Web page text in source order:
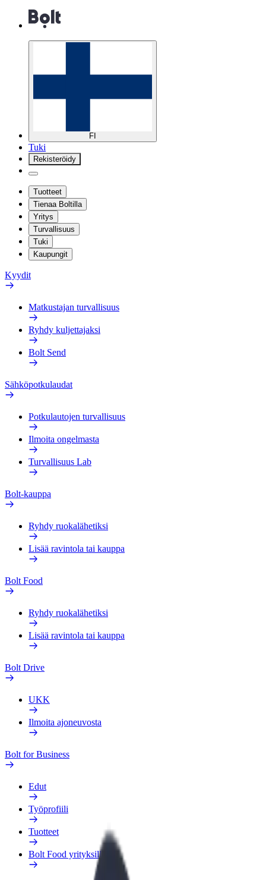
FI
Tuki
Rekisteröidy
Tuotteet
Tienaa Boltilla
Yritys
Turvallisuus
Tuki
Kaupungit
Kyydit
Matkustajan turvallisuus
Ryhdy kuljettajaksi
Bolt Send
Sähköpotkulaudat
Potkulautojen turvallisuus
Ilmoita ongelmasta
Turvallisuus Lab
Bolt-kauppa
Ryhdy ruokalähetiksi
Lisää ravintola tai kauppa
Bolt Food
Ryhdy ruokalähetiksi
Lisää ravintola tai kauppa
Bolt Drive
UKK
Ilmoita ajoneuvosta
Bolt for Business
Edut
Työprofiili
Tuotteet
Bolt Food yrityksille